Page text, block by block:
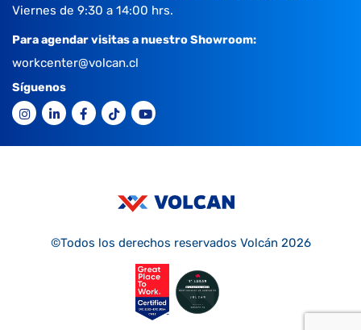
Viernes de 9:30 a 14:00 hrs.
Para agendar visitas a nuestro Showroom:
workcenter@volcan.cl
Síguenos
©Todos los derechos reservados Volcán 2026